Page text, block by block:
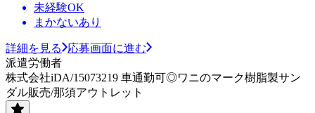
未経験OK
まかないあり
詳細を見る
応募画面に進む
派遣労働者
株式会社iDA/15073219 車通勤可◎ワニのマーク樹脂製サン
ダル販売/那須アウトレット